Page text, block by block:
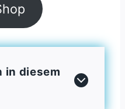
in diesem